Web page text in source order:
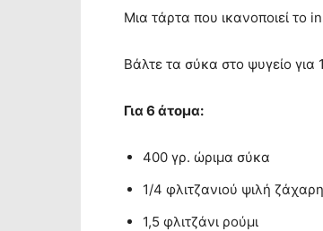
Mια τάρτα που ικανοποιεί το
Bάλτε τα σύκα στο ψυγείο
Για 6 άτομα:
400 γρ. ώριμα σύκα
1/4 φλιτζανιού ψιλή ζάχαρη
1,5 φλιτζάνι ρούμι